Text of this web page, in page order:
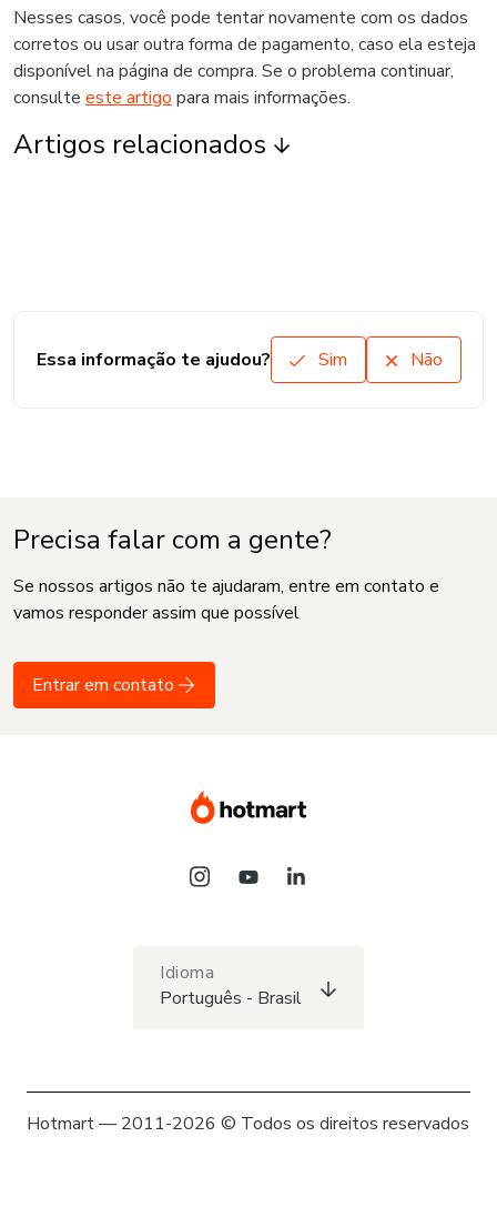
Nesses casos, você pode tentar novamente com os dados
corretos ou usar outra forma de pagamento, caso ela esteja
disponível na página de compra. Se o problema continuar,
consulte este artigo para mais informações.
Artigos relacionados
Essa informação te ajudou? Sim Não
Precisa falar com a gente?
Se nossos artigos não te ajudaram, entre em contato e
vamos responder assim que possível
Entrar em contato
Idioma
Português - Brasil
Hotmart — 2011-2026 © Todos os direitos reservados